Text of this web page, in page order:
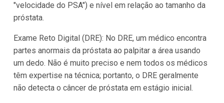
"velocidade do PSA") e nível em relação ao tamanho da
próstata.
Exame Reto Digital (DRE): No DRE, um médico encontra
partes anormais da próstata ao palpitar a área usando
um dedo. Não é muito preciso e nem todos os médicos
têm expertise na técnica; portanto, o DRE geralmente
não detecta o câncer de próstata em estágio inicial.